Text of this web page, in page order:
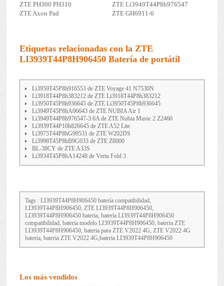
ZTE PH300 PH310
ZTE Li3949T44P8h976547
ZTE Axon Pad
ZTE GH6911-6
Etiquetas relacionadas con la ZTE
LI3939T44P8H906450 Batería de portátil
Li3959T45P8h916553 de ZTE Voyage 41 N7530N
Li3918T44P8h383212 de ZTE Li3918T44P8h383212
Li3950T45P8h936645 de ZTE Li3950T45P8h936645
Li3949T45P8hA06643 de ZTE NUBIA Air 1
Li3949T44P8h976547-3.6A de ZTE Nubia Music 2 Z2460
Li3939T44P10h826645 de ZTE A52 Lite
Li3975T44P8hG99531 de ZTE W202DS
Li3998T45P8hB9G033 de ZTE Z8000
BL-38CY de ZTE A33S
Li3934T45P8hA14248 de Vertu Fold 3
Tags : LI3939T44P8H906450 batería compatibilidad,
LI3939T44P8H906450, ZTE LI3939T44P8H906450,
LI3939T44P8H906450 bateria, batería LI3939T44P8H906450
compatibilidad, bateria modelo LI3939T44P8H906450, bateria ZTE
LI3939T44P8H906450, bateria para ZTE V2022 4G, ZTE V2022 4G
bateria, bateria ZTE V2022 4G,bateria LI3939T44P8H906450
Los más vendidos